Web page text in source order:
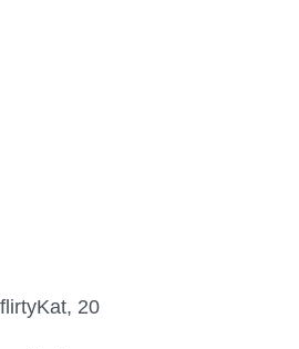
flirtyKat, 20